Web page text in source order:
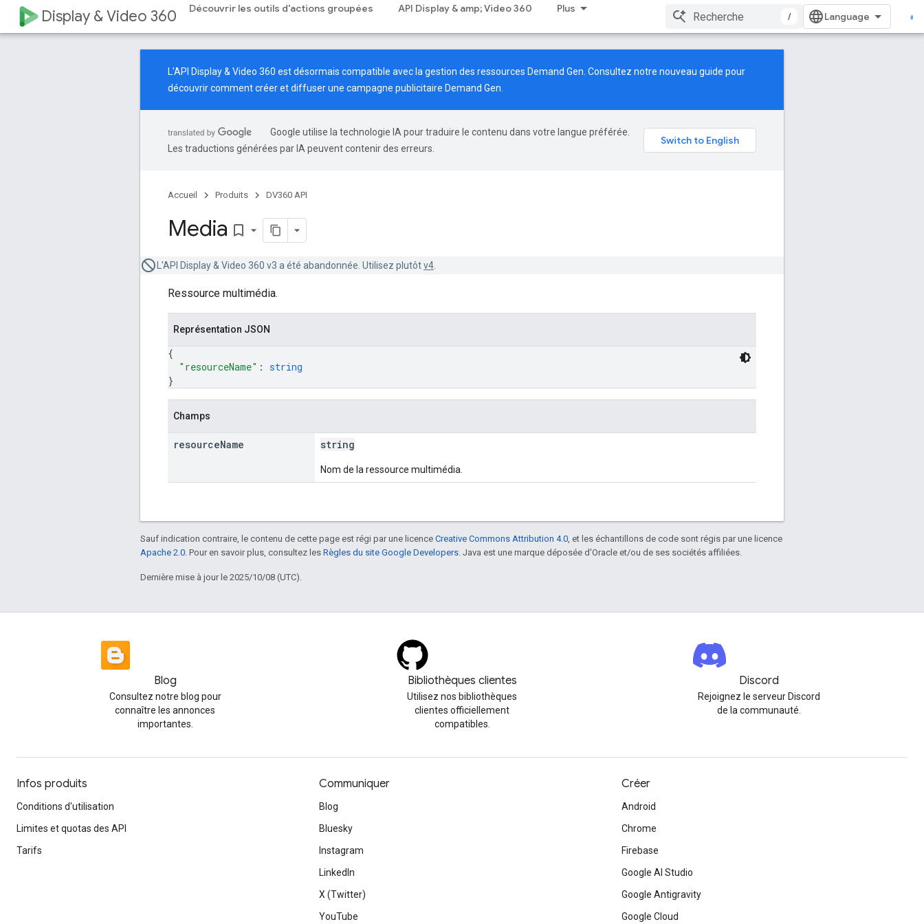
Display & Video 360 Découvrir les outils d'actions groupées API Display & amp; Video 360 Plus
/
L'API Display & Video 360 est désormais compatible avec la gestion des ressources Demand Gen. Consultez notre nouveau guide pour
découvrir comment créer et diffuser une campagne publicitaire Demand Gen.
Google utilise la technologie IA pour traduire le contenu dans votre langue préférée.
Les traductions générées par IA peuvent contenir des erreurs.
Accueil Produits DV360 API
Media bookmark_border
L'API Display & Video 360 v3 a été abandonnée. Utilisez plutôtv4
Ressource multimédia.
Représentation JSON
{
"resourceName" : string
}
Champs
resourceName string
Nom de la ressource multimédia.
Sauf indication contraire, le contenu de cette page est régi par une licence Creative Commons Attribution 4.0 , et les échantillons de code sont régis par une licence
Apache 2.0 . Pour en savoir plus, consultez les Règles du site Google Developers . Java est une marque déposée d'Oracle et/ou de ses sociétés affiliées.
Dernière mise à jour le 2025/10/08 (UTC).
Blog
Consultez notre blog pour
connaître les annonces
importantes.
Bibliothèques clientes
Utilisez nos bibliothèques
clientes officiellement
compatibles.
Discord
Rejoignez le serveur Discord
de la communauté.
Infos produits
Conditions d'utilisation
Limites et quotas des API
Tarifs
Communiquer
Blog
Bluesky
Instagram
LinkedIn
X (Twitter)
YouTube
Créer
Android
Chrome
Firebase
Google AI Studio
Google Antigravity
Google Cloud